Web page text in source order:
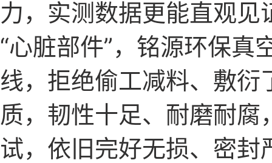
力，实测数据更能直观
“心脏部件”，铭源环保真
线，拒绝偷工减料、敷
质，韧性十足、耐磨耐
试，依旧完好无损、密